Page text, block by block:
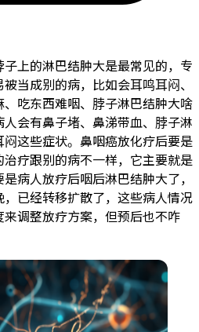
上的淋巴结肿大是最常见的，专
当成别的病，比如会耳鸣耳闷、
吃东西难咽、脖子淋巴结肿大啥
会有鼻子堵、鼻涕带血、脖子淋
这些症状。鼻咽癌放化疗后要是
疗跟别的病不一样，它主要就是
病人放疗后咽后淋巴结肿大了，
已经转移扩散了，这些病人情况
调整放疗方案，但预后也不咋